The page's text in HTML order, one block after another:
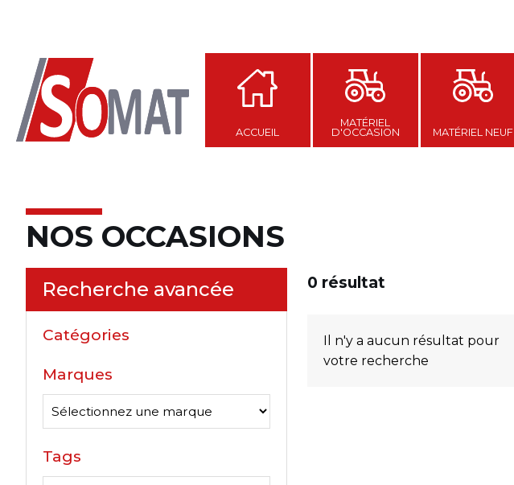
ACCUEIL
MATÉRIEL
D'OCCASION
MATÉRIEL NEUF
NOS OCCASIONS
Recherche avancée
Catégories
Marques
Tags
0 résultat
Il n'y a aucun résultat pour
votre recherche